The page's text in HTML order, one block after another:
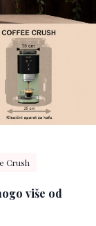
Crush
više od